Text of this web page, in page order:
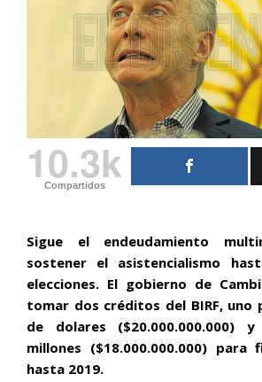
10.3k
Compartidos
Sigue el endeudamiento
sostener el asistencialismo
elecciones. El gobierno de
tomar dos créditos del BIRF, uno
de dolares
millones ($18.000.000.000) para
hasta 2019.